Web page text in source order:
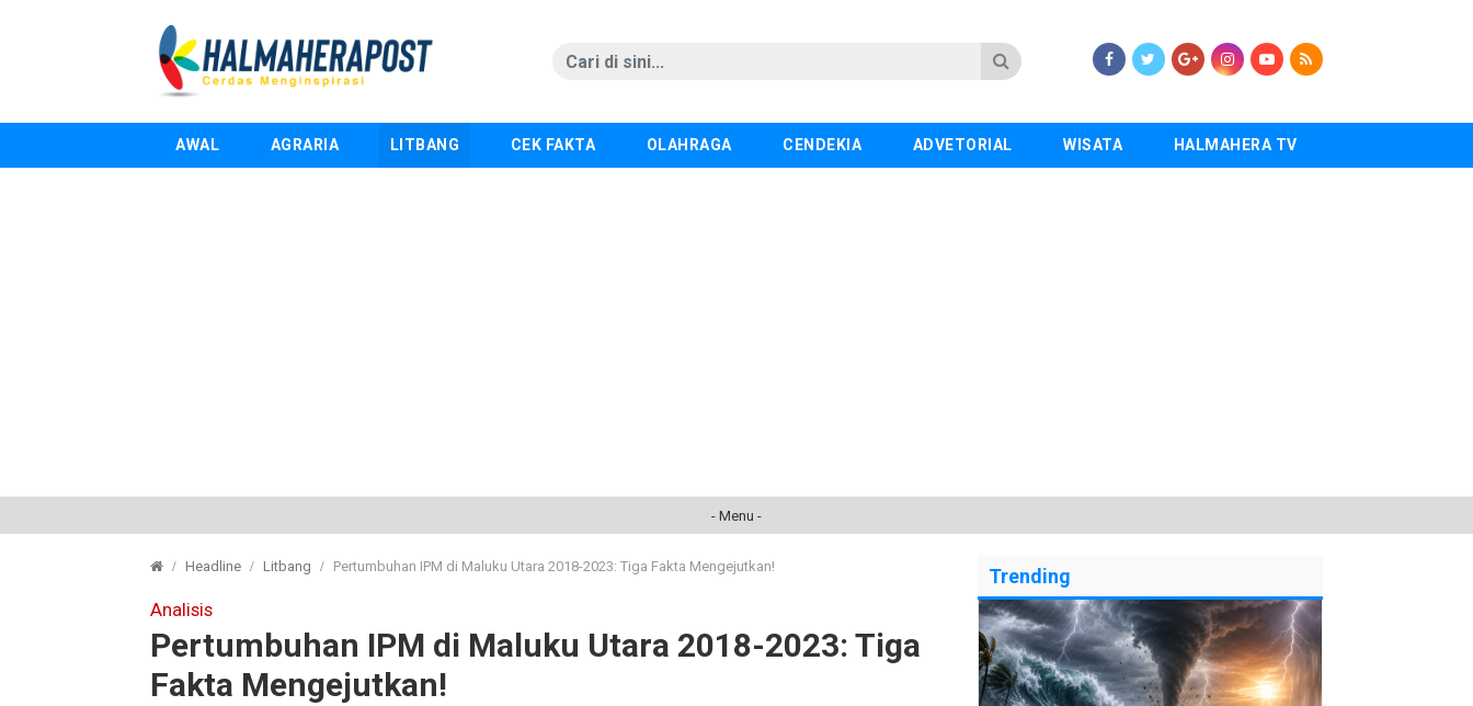
AWAL AGRARIA LITBANG CEK FAKTA OLAHRAGA CENDEKIA ADVETORIAL WISATA HALMAHERA TV
- Menu -
Headline Litbang Pertumbuhan IPM di Maluku Utara 2018-2023: Tiga Fakta Mengejutkan!
Analisis
Pertumbuhan IPM di Maluku Utara 2018-2023: Tiga
Fakta Mengejutkan!
Trending